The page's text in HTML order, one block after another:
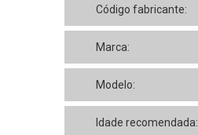
Código fabricante:
Marca:
Modelo:
Idade recomendada: